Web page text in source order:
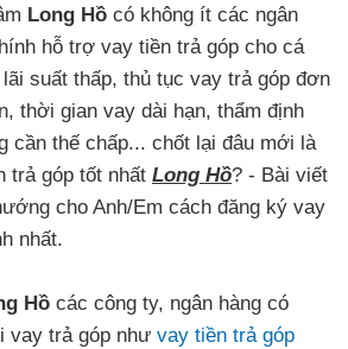
Long Hồ có không ít các ngân
hỗ trợ vay tiền trả góp cho cá
suất thấp, thủ tục vay trả góp đơn
thời gian vay dài hạn, thẩm định
cần thế chấp... chốt lại đâu mới là
trả góp tốt nhất Long Hồ? - Bài viết
cho Anh/Em cách đăng ký vay
nhất.
Hồ các công ty, ngân hàng có
vay trả góp như vay tiền trả góp